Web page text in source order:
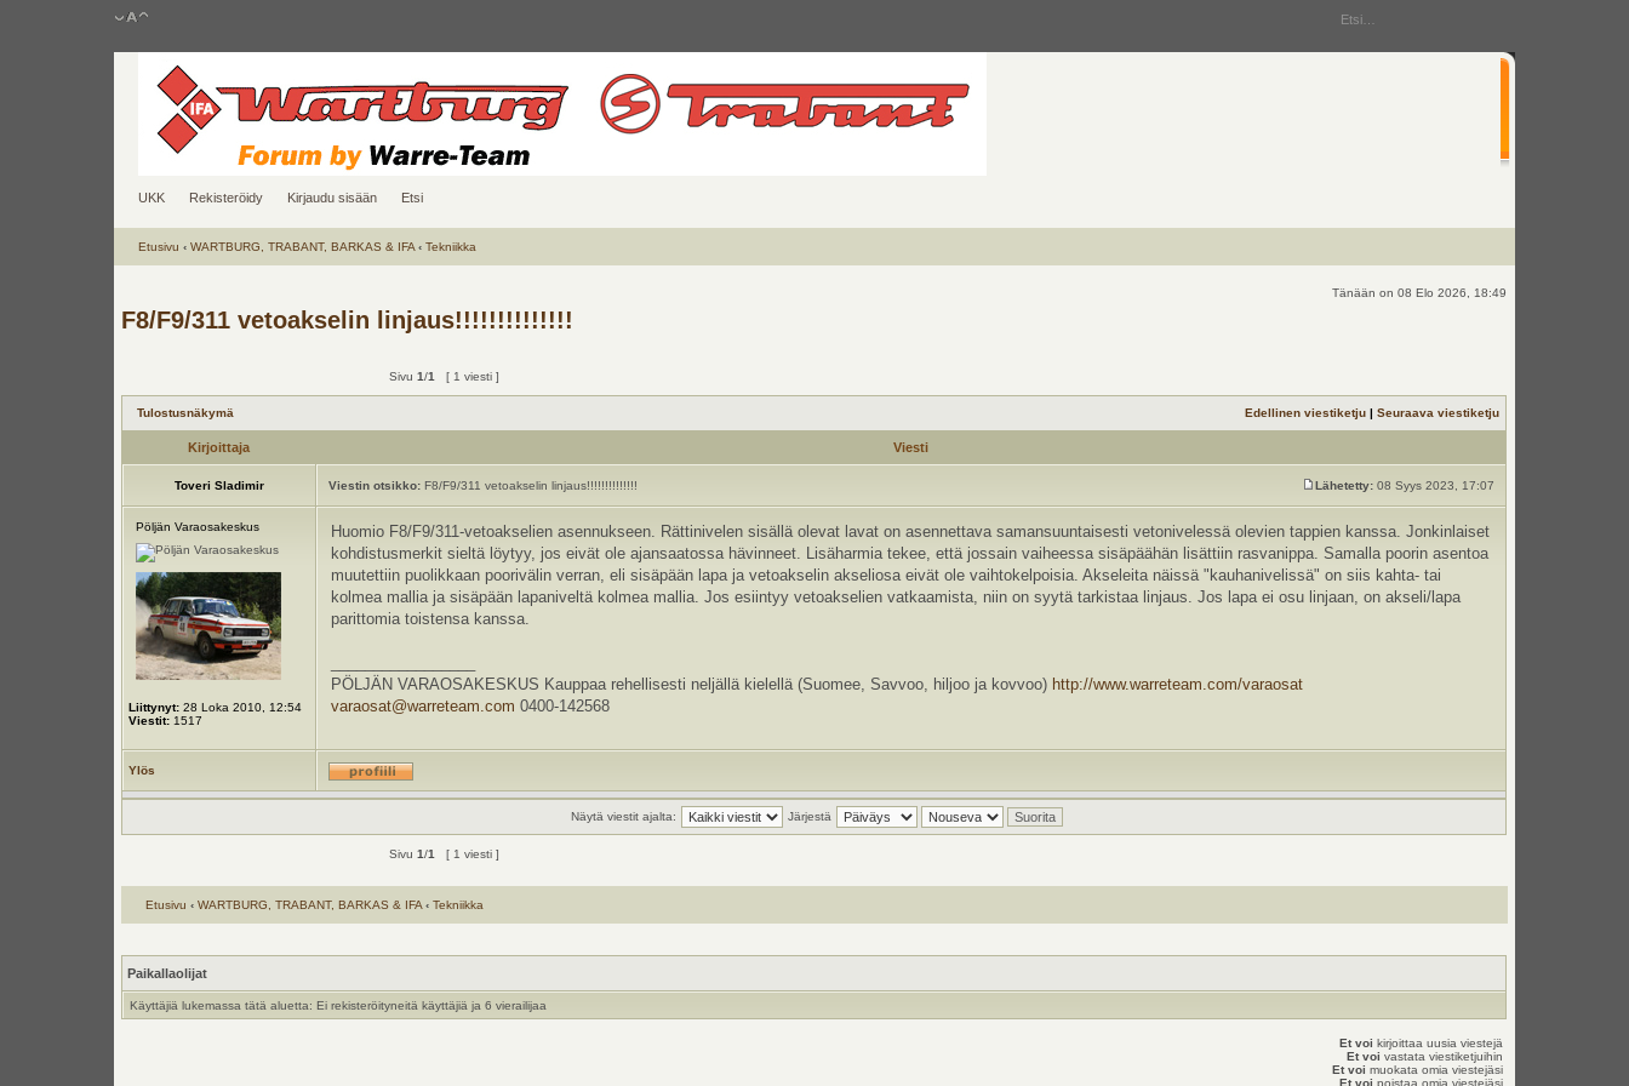
UKK Rekisteröidy Kirjaudu sisään Etsi
Etusivu ‹ WARTBURG, TRABANT, BARKAS & IFA ‹ Tekniikka
Tänään on 08 Elo 2026, 18:49
F8/F9/311 vetoakselin linjaus!!!!!!!!!!!!!!
Sivu1/1 [ 1 viesti ]
Tulostusnäkymä Edellinen viestiketju |Seuraava viestiketju
Kirjoittaja Viesti
Toveri Sladimir Viestin otsikko: F8/F9/311 vetoakselin linjaus!!!!!!!!!!!!!! Lähetetty: 08 Syys 2023, 17:07
Pöljän Varaosakeskus
Liittynyt: 28 Loka 2010, 12:54
Viestit: 1517
Huomio F8/F9/311-vetoakselien asennukseen. Rättinivelen sisällä olevat lavat on asennettava samansuuntaisesti vetonivelessä olevien tappien kanssa. Jonkinlaiset
kohdistusmerkit sieltä löytyy, jos eivät ole ajansaatossa hävinneet. Lisäharmia tekee, että jossain vaiheessa sisäpäähän lisättiin rasvanippa. Samalla poorin asentoa
muutettiin puolikkaan poorivälin verran, eli sisäpään lapa ja vetoakselin akseliosa eivät ole vaihtokelpoisia. Akseleita näissä "kauhanivelissä" on siis kahta- tai
kolmea mallia ja sisäpään lapaniveltä kolmea mallia. Jos esiintyy vetoakselien vatkaamista, niin on syytä tarkistaa linjaus. Jos lapa ei osu linjaan, on akseli/lapa
parittomia toistensa kanssa.
PÖLJÄN VARAOSAKESKUS Kauppaa rehellisesti neljällä kielellä (Suomee, Savvoo, hiljoo ja kovvoo) http://www.warreteam.com/varaosat
varaosat@warreteam.com 0400-142568
Ylös
Näytä viestit ajalta: Järjestä
Sivu1/1 [ 1 viesti ]
Etusivu ‹ WARTBURG, TRABANT, BARKAS & IFA ‹ Tekniikka
Paikallaolijat
Käyttäjiä lukemassa tätä aluetta: Ei rekisteröityneitä käyttäjiä ja 6 vierailijaa
Et voi kirjoittaa uusia viestejä
Et voi vastata viestiketjuihin
Et voi muokata omia viestejäsi
Et voi poistaa omia viestejäsi